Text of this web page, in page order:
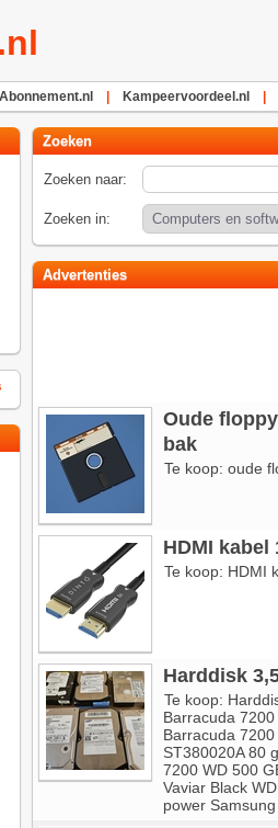
Kampeervoordeel.nl
Zoeken
Zoeken naar:
Zoeken in:
Advertenties
Oude
bak
Te koop: oude
HDMI kabel
Te koop: HDMI
Harddisk
Te koop:
Barracuda
Barracuda
ST380020A 80
7200 WD 500
Vaviar Black
power